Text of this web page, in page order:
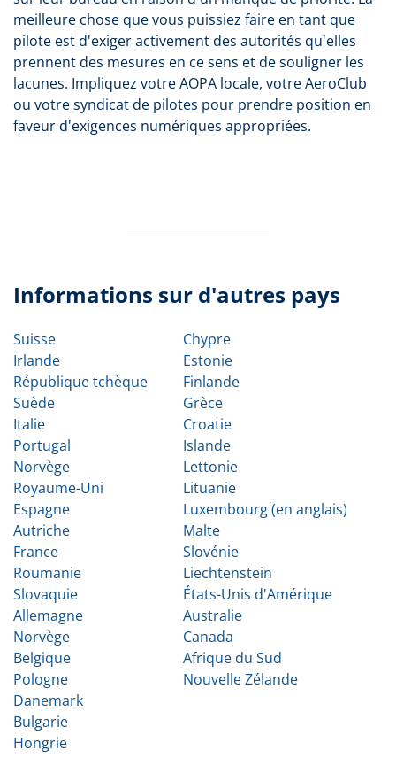
meilleure chose que vous puissiez faire en tant que
pilote est d'exiger activement des autorités qu'elles
prennent des mesures en ce sens et de souligner les
lacunes. Impliquez votre AOPA locale, votre AeroClub
ou votre syndicat de pilotes pour prendre position en
faveur d'exigences numériques appropriées.
Informations sur d'autres pays
Suisse
Irlande
République tchèque
Suède
Italie
Portugal
Norvège
Royaume-Uni
Espagne
Autriche
France
Roumanie
Slovaquie
Allemagne
Norvège
Belgique
Pologne
Danemark
Bulgarie
Hongrie
Chypre
Estonie
Finlande
Grèce
Croatie
Islande
Lettonie
Lituanie
Luxembourg (en anglais)
Malte
Slovénie
Liechtenstein
États-Unis d'Amérique
Australie
Canada
Afrique du Sud
Nouvelle Zélande